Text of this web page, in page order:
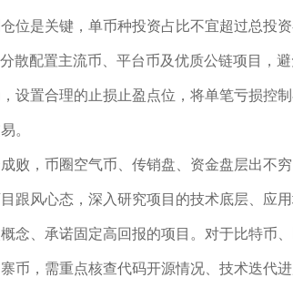
位是关键，单币种投资占比不宜超过总投
散配置主流币、平台币及优质公链项目，
设置合理的止损止盈点位，将单笔亏损控
。
败，币圈空气币、传销盘、资金盘层出不
跟风心态，深入研究项目的技术底层、应
念、承诺固定高回报的项目。对于比特币
币，需重点核查代码开源情况、技术迭代